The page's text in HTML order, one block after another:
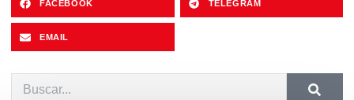
FACEBOOK TELEGRAM
EMAIL